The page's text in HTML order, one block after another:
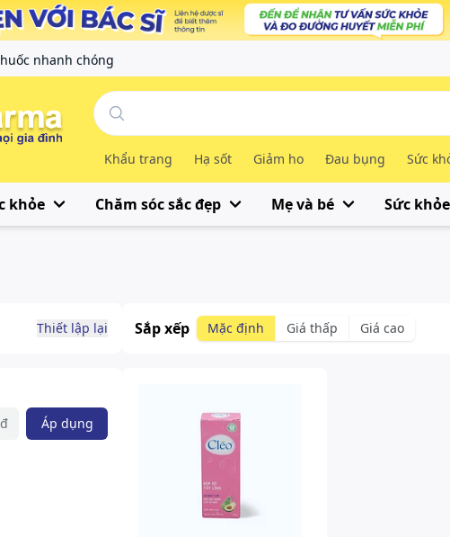
nhanh chóng
Khẩu trang Hạ sốt Giảm ho Đau bụng Sức
khỏe Chăm sóc sắc đẹp Mẹ và bé Sức
Thiết lập lại
đ Áp dụng
Sắp xếp Mặc định Giá thấp Giá cao